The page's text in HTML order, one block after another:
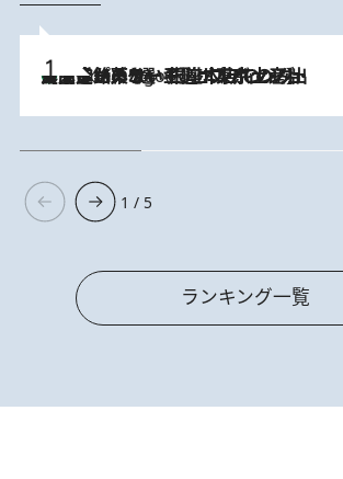
3 Hours Ago
【間違いのない王道・東京土産】資生堂パーラー 銀座本店でのみ出会える銘菓5選《極上プディング・濃厚チーズケーキ・ボンボンショコラほか》
1 / 5
ランキング一覧